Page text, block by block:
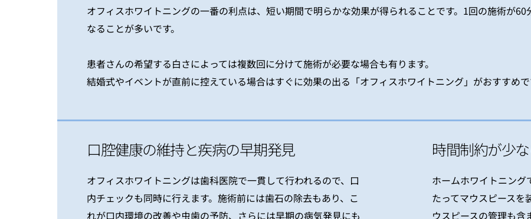
オフィスホワイトニングの一番の利点は、短い期間で明らかな効果が得られることです。1回の施術が
なることが多いです。
患者さんの希望する白さによっては複数回に分けて施術が必要な場合も有ります。
結婚式やイベントが直前に控えている場合はすぐに効果の出る「オフィスホワイトニング」がおすすめで
口腔健康の維持と疾病の早期発見
オフィスホワイトニングは歯科医院で一貫して行われるので、口
内チェックも同時に行えます。施術前には歯石の除去もあり、こ
れが口内環境の改善や虫歯の予防、さらには早期の病気発見にも
時間制約が少
ホームホワイトニン
たってマウスピースを
ウスピースの管理も